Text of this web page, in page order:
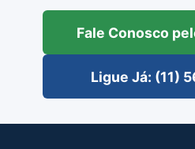
Fale Conosco
Ligue Já: (11)